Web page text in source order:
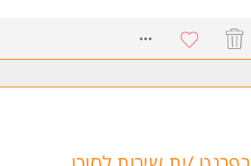
ניסיון מתפקידי שירות ובעבודה מול לקוחות- חובה
תודעת שירות גבוהה ונכונות למתן שירות
-משרה מלאה